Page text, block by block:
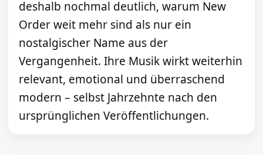
deshalb nochmal deutlich, warum New
Order weit mehr sind als nur ein
nostalgischer Name aus der
Vergangenheit. Ihre Musik wirkt weiterhin
relevant, emotional und überraschend
modern – selbst Jahrzehnte nach den
ursprünglichen Veröffentlichungen.